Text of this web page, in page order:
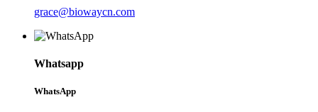
grace@biowaycn.com
Whatsapp
WhatsApp